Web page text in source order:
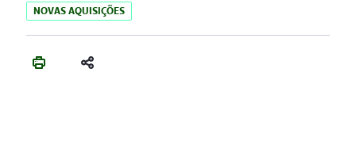
NOVAS AQUISIÇÕES